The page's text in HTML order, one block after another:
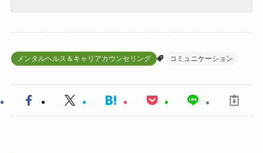
メンタルヘルス＆キャリアカウンセリング コミュニケーション